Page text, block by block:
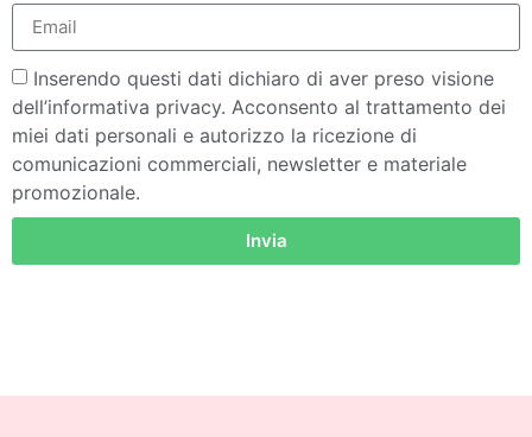
Inserendo questi dati dichiaro di aver preso visione
dell’informativa privacy. Acconsento al trattamento dei
miei dati personali e autorizzo la ricezione di
comunicazioni commerciali, newsletter e materiale
promozionale.
Invia